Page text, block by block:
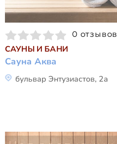
0 отзывов
САУНЫ И БАНИ
Сауна Аква
бульвар Энтузиастов, 2а